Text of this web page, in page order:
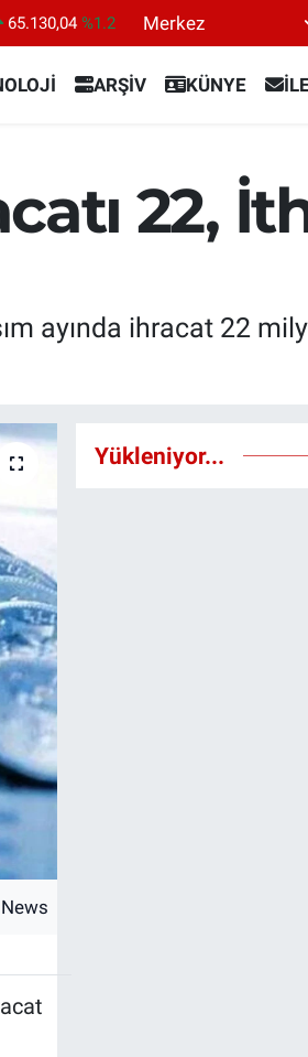
65.130,04 %1.2
13.773 %-19
Merkez
ARŞİV KÜNYE
22,
ayında ihracat 22
Yükleniyor...